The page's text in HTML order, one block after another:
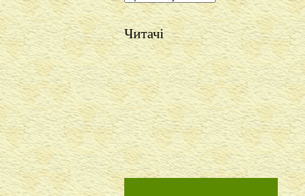
Читачі